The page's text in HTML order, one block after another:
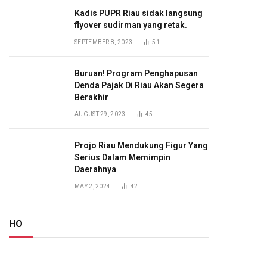
Kadis PUPR Riau sidak langsung
flyover sudirman yang retak.
SEPTEMBER 8, 2023 51
Buruan! Program Penghapusan
Denda Pajak Di Riau Akan Segera
Berakhir
AUGUST 29, 2023 45
Projo Riau Mendukung Figur Yang
Serius Dalam Memimpin
Daerahnya
MAY 2, 2024 42
HO